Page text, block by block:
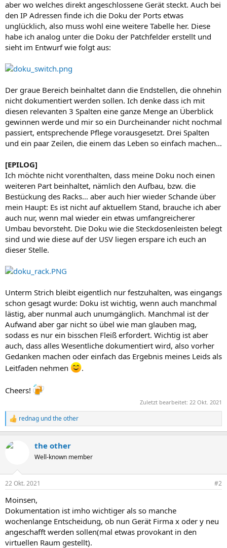
aber wo welches direkt angeschlossene Gerät steckt. Auch bei
den IP Adressen finde ich die Doku der Ports etwas
unglücklich, also muss wohl eine weitere Tabelle her. Diese
habe ich analog unter die Doku der Patchfelder erstellt und
sieht im Entwurf wie folgt aus:
Der graue Bereich beinhaltet dann die Endstellen, die ohnehin
nicht dokumentiert werden sollen. Ich denke dass ich mit
diesen relevanten 3 Spalten eine ganze Menge an Überblick
gewinnen werde und mir so ein Durcheinander nicht nochmal
passiert, entsprechende Pflege vorausgesetzt. Drei Spalten
und ein paar Zeilen, die einem das Leben so einfach machen…
[EPILOG]
Ich möchte nicht vorenthalten, dass meine Doku noch einen
weiteren Part beinhaltet, nämlich den Aufbau, bzw. die
Bestückung des Racks… aber auch hier wieder Schande über
mein Haupt: Es ist nicht auf aktuellem Stand, brauche ich aber
auch nur, wenn mal wieder ein etwas umfangreicherer
Umbau bevorsteht. Die Doku wie die Steckdosenleisten belegt
sind und wie diese auf der USV liegen erspare ich euch an
dieser Stelle.
Unterm Strich bleibt eigentlich nur festzuhalten, was eingangs
schon gesagt wurde: Doku ist wichtig, wenn auch manchmal
lästig, aber nunmal auch unumgänglich. Manchmal ist der
Aufwand aber gar nicht so übel wie man glauben mag,
sodass es nur ein bisschen Fleiß erfordert. Wichtig ist aber
auch, dass alles Wesentliche dokumentiert wird, also vorher
Gedanken machen oder einfach das Ergebnis meines Leids als
Leitfaden nehmen
.
Cheers!
Zuletzt bearbeitet: 22 Okt. 2021
R
e
k
e
:
rednag undthe other
the other
Well-known member
22 Okt. 2021 #2
Moinsen,
Dokumentation ist imho wichtiger als so manche
wochenlange Entscheidung, ob nun Gerät Firma x oder y neu
angeschafft werden sollen(mal etwas provokant in den
virtuellen Raum gestellt).